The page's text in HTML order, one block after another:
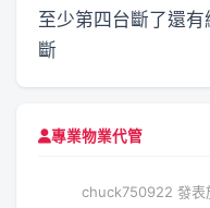
至少第四台斷了還
斷
專業物業代管
chuck750922 發